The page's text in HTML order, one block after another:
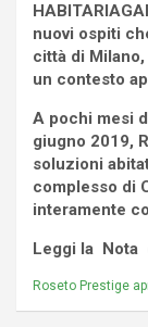
nuovi ospiti
città di
un contesto
A pochi mesi
giugno 2019,
soluzioni
complesso di
interamente
Leggi la Nota
Roseto Prestige